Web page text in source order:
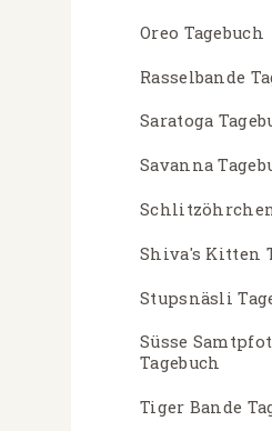
Oreo Tagebuch
Rasselbande
Saratoga
Savanna
Shiva's Kitten
Stupsnäsli
Süsse
Tagebuch
Tiger Bande